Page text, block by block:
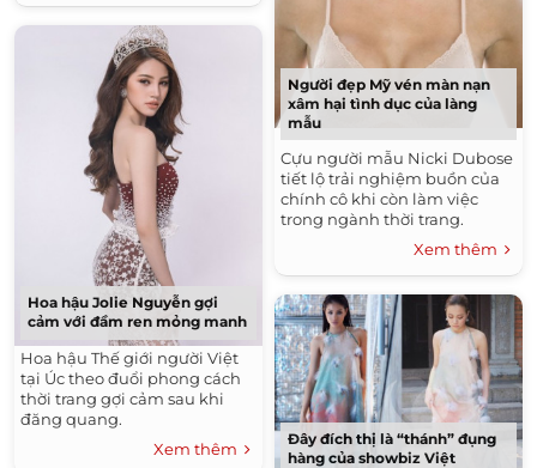
Hoa hậu Jolie Nguyễn gợi
cảm với đầm ren mỏng manh
Hoa hậu Thế giới người Việt
tại Úc theo đuổi phong cách
thời trang gợi cảm sau khi
đăng quang.
Xem thêm
Người đẹp Mỹ vén màn nạn
xâm hại tình dục của làng
mẫu
Cựu người mẫu Nicki Dubose
tiết lộ trải nghiệm buồn của
chính cô khi còn làm việc
trong ngành thời trang.
Xem thêm
Đây đích thị là “thánh” đụng
hàng của showbiz Việt